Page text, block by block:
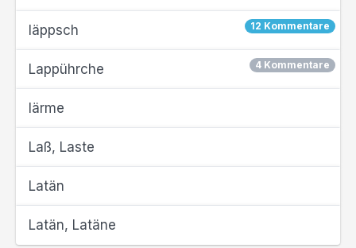
12 Kommentare
läppsch
4 Kommentare
Lappührche
lärme
Laß, Laste
Latän
Latän, Latäne